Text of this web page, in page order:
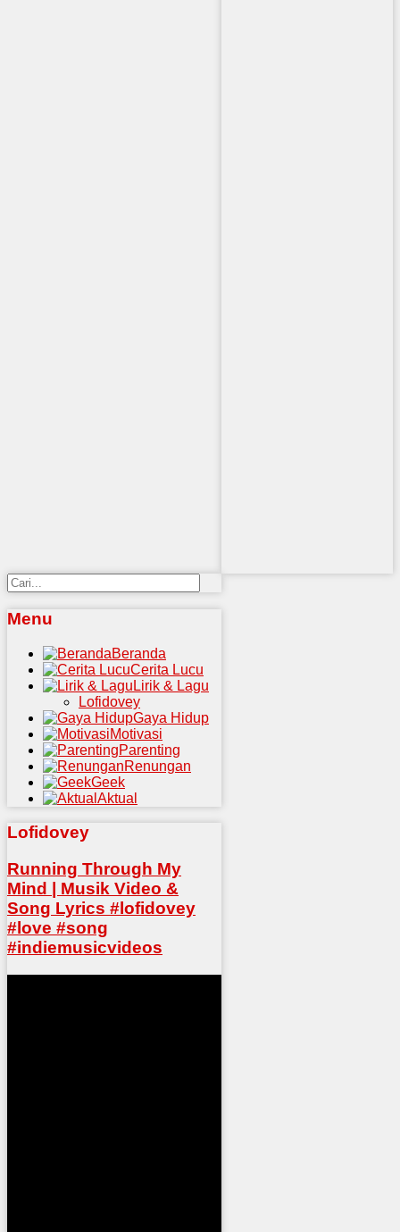
Menu
Beranda
Cerita Lucu
Lirik & Lagu
Lofidovey
Gaya Hidup
Motivasi
Parenting
Renungan
Geek
Aktual
Lofidovey
Running Through My
Mind | Musik Video &
Song Lyrics #lofidovey
#love #song
#indiemusicvideos